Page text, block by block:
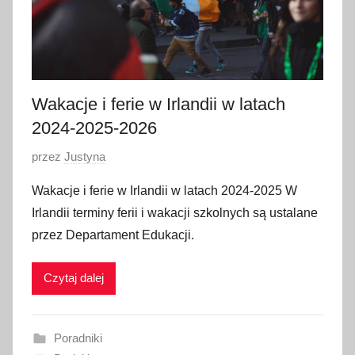
Wakacje i ferie w Irlandii w latach
2024-2025-2026
O
u
b
l
i
a
przez Justyna
Wakacje i ferie w Irlandii w latach 2024-2025 W
Irlandii terminy ferii i wakacji szkolnych są ustalane
przez Departament Edukacji.
Czytaj dalej
Poradniki